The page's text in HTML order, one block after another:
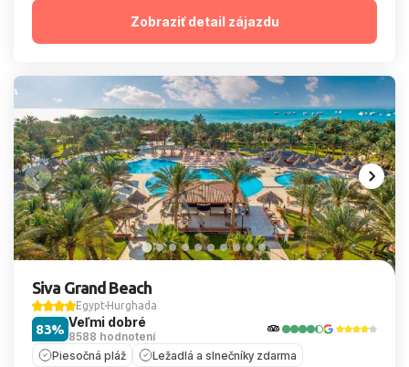
Zobraziť detail zájazdu
Siva Grand Beach
Egypt Hurghada
Veľmi dobré
8588 hodnotení
83%
Piesočná pláž
Ležadlá a slnečníky zdarma